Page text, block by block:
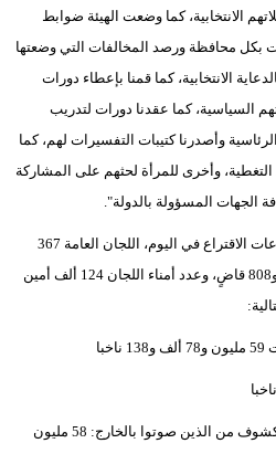
الانتخابية، كما وضعت الهيئة ضوابط
بكل محافظة ورصد المخالفات التي وضعتها
الانتخابية، كما قمنا بإعطاء دورات
السياسية، كما عقدنا دورات لتدريب
وأصدرنا كتيبات التفسيرات لهم، كما
وأخرى للمرأة لحثهم على المشاركة
الجهات المسؤولة بالدولة".
وقال: كما عملنا على زيادة عدد ساعات الاقتراع في اليوم، اللجان العامة 367
لجنة، فيما بلغ عدد القضاة 18 ألف و808 قاضٍ، وعدد أمناء اللجان 124 ألف أمين
عدد المقيدين بالداخل بعد تنقية الكشوف من الذين صوتوا بالخارج: 58 مليون